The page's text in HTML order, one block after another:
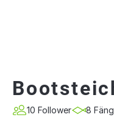
10 Follower 8